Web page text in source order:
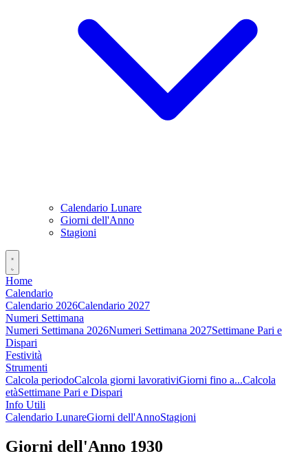
Calendario Lunare
Giorni dell'Anno
Stagioni
Home
Calendario
Calendario 2026Calendario 2027
Numeri Settimana
Numeri Settimana 2026Numeri Settimana 2027Settimane Pari e
Dispari
Festività
Strumenti
Calcola periodoCalcola giorni lavorativiGiorni fino a...Calcola
etàSettimane Pari e Dispari
Info Utili
Calendario LunareGiorni dell'AnnoStagioni
Giorni dell'Anno 1930